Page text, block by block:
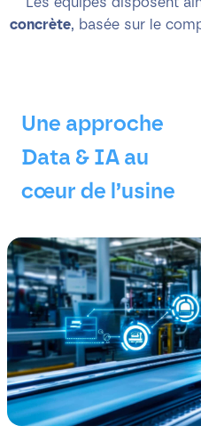
concrète, basée sur le
Une approche
Data & IA au
cœur de l’usine